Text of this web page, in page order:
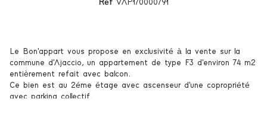
Réf VAP170000791
Le Bon'appart vous propose en exclusivité à la vente sur la
commune d'Ajaccio, un appartement de type F3 d'environ 74 m2
entièrement refait avec balcon.
Ce bien est au 2éme étage avec ascenseur d'une copropriété
avec parking collectif.